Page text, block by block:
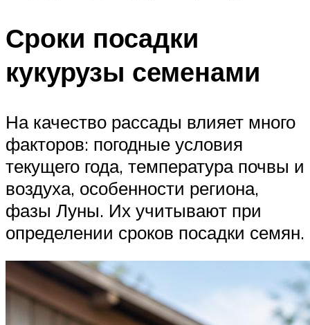
Сроки посадки
кукурузы семенами
На качество рассады влияет много
факторов: погодные условия
текущего года, температура почвы и
воздуха, особенности региона,
фазы Луны. Их учитывают при
определении сроков посадки семян.